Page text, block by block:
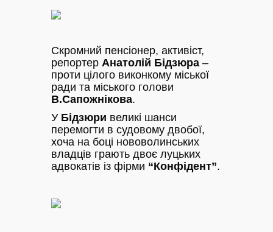
Скромний пенсіонер, активіст,
репортер Анатолій Бідзюра –
проти цілого виконкому міської
ради та міського голови
В.Сапожнікова.
У Бідзюри великі шанси
перемогти в судовому двобої,
хоча на боці нововолинських
владців грають двоє луцьких
адвокатів із фірми “Конфідент”.